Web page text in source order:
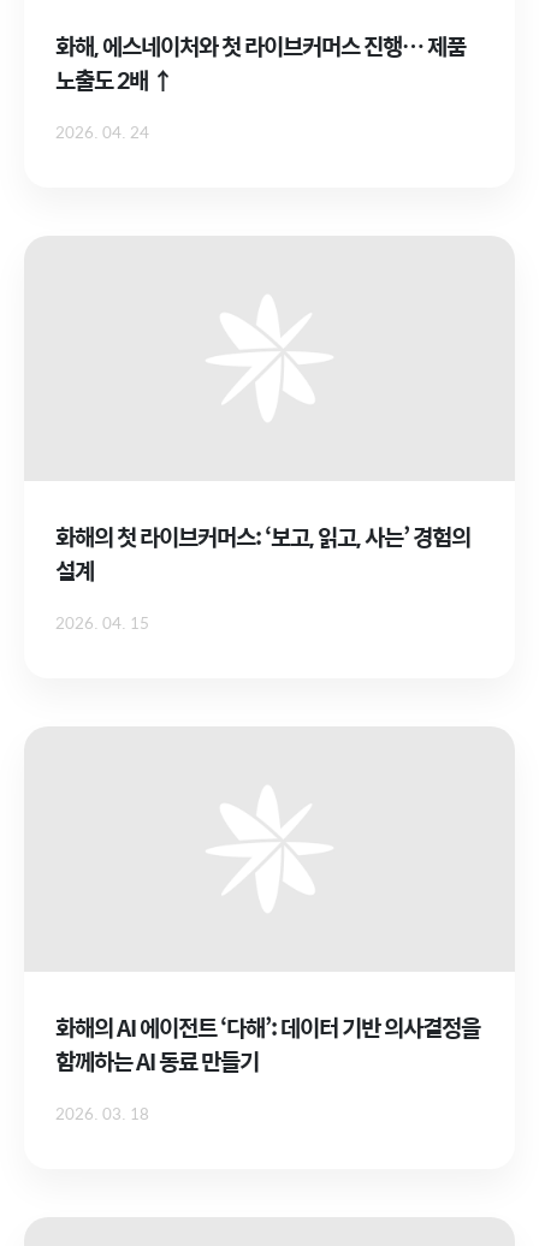
화해, 에스네이처와 첫 라이브커머스 진행… 제품
노출도 2배 ↑
2026. 04. 24
화해의 첫 라이브커머스: ‘보고, 읽고, 사는’ 경험의
설계
2026. 04. 15
화해의 AI 에이전트 ‘다해’: 데이터 기반 의사결정을
함께하는 AI 동료 만들기
2026. 03. 18